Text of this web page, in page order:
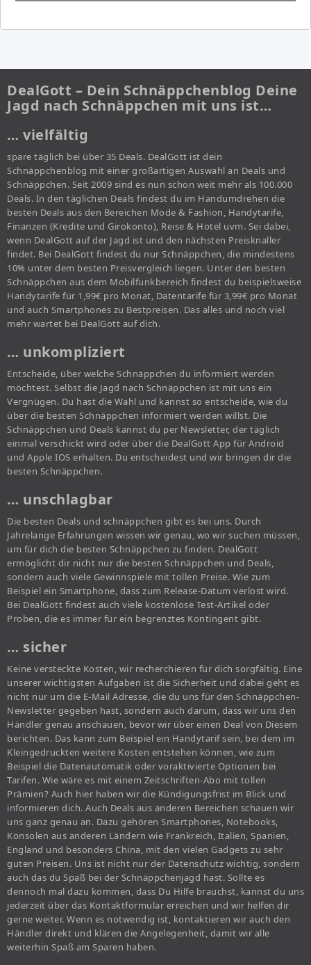
DealGott – Dein Schnäppchenblog Deine
Jagd nach Schnäppchen mit uns ist…
… vielfältig
spare täglich bei über 35 Deals. DealGott ist dein
Schnäppchenblog mit einer großartigen Auswahl an Deals und
Schnäppchen. Seit 2009 sind es nun schon weit mehr als 100.000
Deals. In den täglichen Deals findest du im Handumdrehen die
besten Deals aus den Bereichen Mode & Fashion, Handytarife,
Finanzen (Kredite und Girokonto), Reise & Hotel uvm. Sei dabei,
wenn DealGott auf der Jagd ist und den nächsten Preisknaller
findet. Bei DealGott findest du nur Schnäppchen, die mindestens
10% unter dem besten Preisvergleich liegen. Unter den besten
Schnäppchen aus dem Mobilfunkbereich findest du beispielsweise
Handytarife für 1,99€ pro Monat, Datentarife für 3,99€ pro Monat
und auch Smartphones zu Bestpreisen. Das alles und noch viel
mehr wartet bei DealGott auf dich.
… unkompliziert
Entscheide, über welche Schnäppchen du informiert werden
möchtest. Selbst die Jagd nach Schnäppchen ist mit uns ein
Vergnügen. Du hast die Wahl und kannst so entscheide, wie du
über die besten Schnäppchen informiert werden willst. Die
Schnäppchen und Deals kannst du per Newsletter, der täglich
einmal verschickt wird oder über die DealGott App für Android
und Apple IOS erhalten. Du entscheidest und wir bringen dir die
besten Schnäppchen.
… unschlagbar
Die besten Deals und schnäppchen gibt es bei uns. Durch
Jahrelange Erfahrungen wissen wir genau, wo wir suchen müssen,
um für dich die besten Schnäppchen zu finden. DealGott
ermöglicht dir nicht nur die besten Schnäppchen und Deals,
sondern auch viele Gewinnspiele mit tollen Preise. Wie zum
Beispiel ein Smartphone, dass zum Release-Datum verlost wird.
Bei DealGott findest auch viele kostenlose Test-Artikel oder
Proben, die es immer für ein begrenztes Kontingent gibt.
… sicher
Keine versteckte Kosten, wir recherchieren für dich sorgfältig. Eine
unserer wichtigsten Aufgaben ist die Sicherheit und dabei geht es
nicht nur um die E-Mail Adresse, die du uns für den Schnäppchen-
Newsletter gegeben hast, sondern auch darum, dass wir uns den
Händler genau anschauen, bevor wir über einen Deal von Diesem
berichten. Das kann zum Beispiel ein Handytarif sein, bei dem im
Kleingedruckten weitere Kosten entstehen können, wie zum
Beispiel die Datenautomatik oder voraktivierte Optionen bei
Tarifen. Wie wäre es mit einem Zeitschriften-Abo mit tollen
Prämien? Auch hier haben wir die Kündigungsfrist im Blick und
informieren dich. Auch Deals aus anderen Bereichen schauen wir
uns ganz genau an. Dazu gehören Smartphones, Notebooks,
Konsolen aus anderen Ländern wie Frankreich, Italien, Spanien,
England und besonders China, mit den vielen Gadgets zu sehr
guten Preisen. Uns ist nicht nur der Datenschutz wichtig, sondern
auch das du Spaß bei der Schnäppchenjagd hast. Sollte es
dennoch mal dazu kommen, dass Du Hilfe brauchst, kannst du uns
jederzeit über das Kontaktformular erreichen und wir helfen dir
gerne weiter. Wenn es notwendig ist, kontaktieren wir auch den
Händler direkt und klären die Angelegenheit, damit wir alle
weiterhin Spaß am Sparen haben.